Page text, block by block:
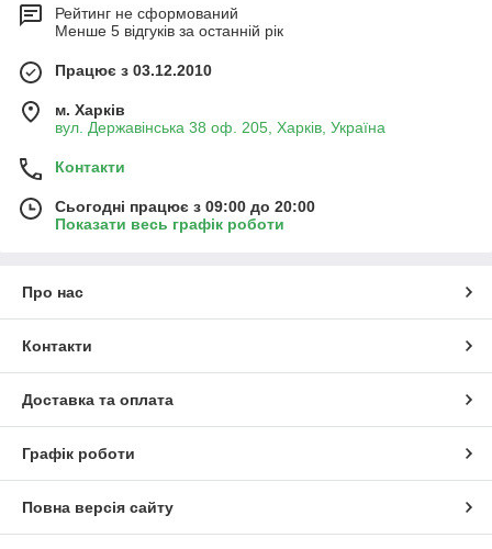
Рейтинг не сформований
Менше 5 відгуків за останній рік
Працює з 03.12.2010
м. Харків
вул. Державінська 38 оф. 205, Харків, Україна
Контакти
Сьогодні працює з 09:00 до 20:00
Показати весь графік роботи
Про нас
Контакти
Доставка та оплата
Графік роботи
Повна версія сайту